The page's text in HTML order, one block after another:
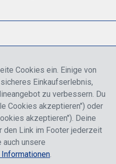
Cookies ein. Einige von
Einkaufserlebnis,
zu verbessern. Du
Cookies akzeptieren") oder
akzeptieren"). Deine
den Link im Footer jederzeit
auch unsere
Informationen.